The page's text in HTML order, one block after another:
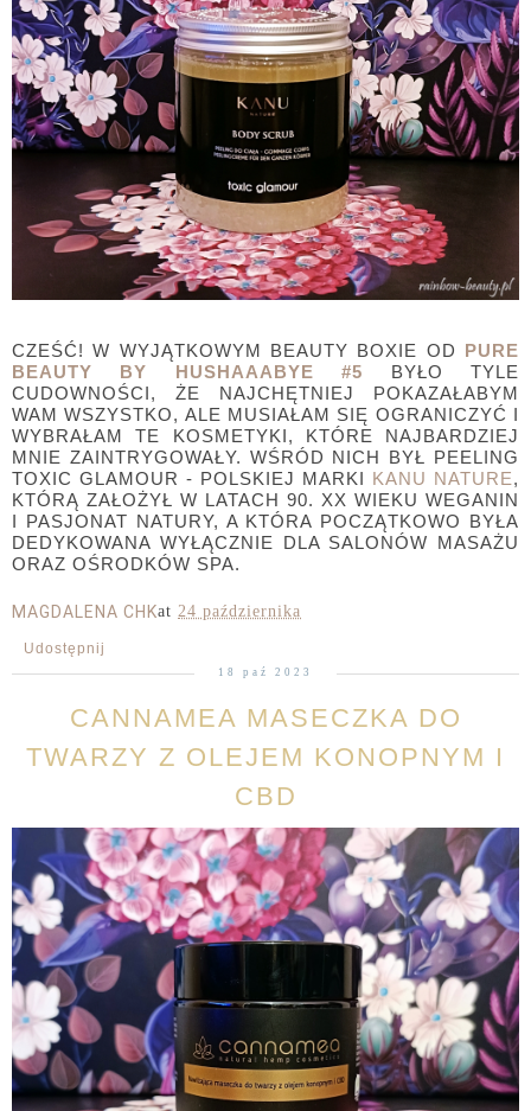
CZEŚĆ! W WYJĄTKOWYM BEAUTY BOXIE OD PURE
BEAUTY BY HUSHAAABYE #5 BYŁO TYLE
CUDOWNOŚCI, ŻE NAJCHĘTNIEJ POKAZAŁABYM
WAM WSZYSTKO, ALE MUSIAŁAM SIĘ OGRANICZYĆ I
WYBRAŁAM TE KOSMETYKI, KTÓRE NAJBARDZIEJ
MNIE ZAINTRYGOWAŁY. WŚRÓD NICH BYŁ PEELING
TOXIC GLAMOUR - POLSKIEJ MARKI KANU NATURE,
KTÓRĄ ZAŁOŻYŁ W LATACH 90. XX WIEKU WEGANIN
I PASJONAT NATURY, A KTÓRA POCZĄTKOWO BYŁA
DEDYKOWANA WYŁĄCZNIE DLA SALONÓW MASAŻU
ORAZ OŚRODKÓW SPA.
MAGDALENA CHKat 24 października
Udostępnij
18 paź 2023
CANNAMEA MASECZKA DO
TWARZY Z OLEJEM KONOPNYM I
CBD